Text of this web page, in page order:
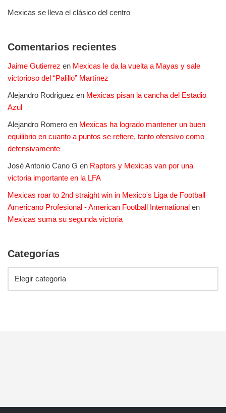
Mexicas se lleva el clásico del centro
Comentarios recientes
Jaime Gutierrez en Mexicas le da la vuelta a Mayas y sale
victorioso del “Palillo” Martínez
Alejandro Rodriguez en Mexicas pisan la cancha del Estadio
Azul
Alejandro Romero en Mexicas ha logrado mantener un buen
equilibrio en cuanto a puntos se refiere, tanto ofensivo como
defensivamente
José Antonio Cano G en Raptors y Mexicas van por una
victoria importante en la LFA
Mexicas roar to 2nd straight win in Mexico's Liga de Football
Americano Profesional - American Football International en
Mexicas suma su segunda victoria
Categorías